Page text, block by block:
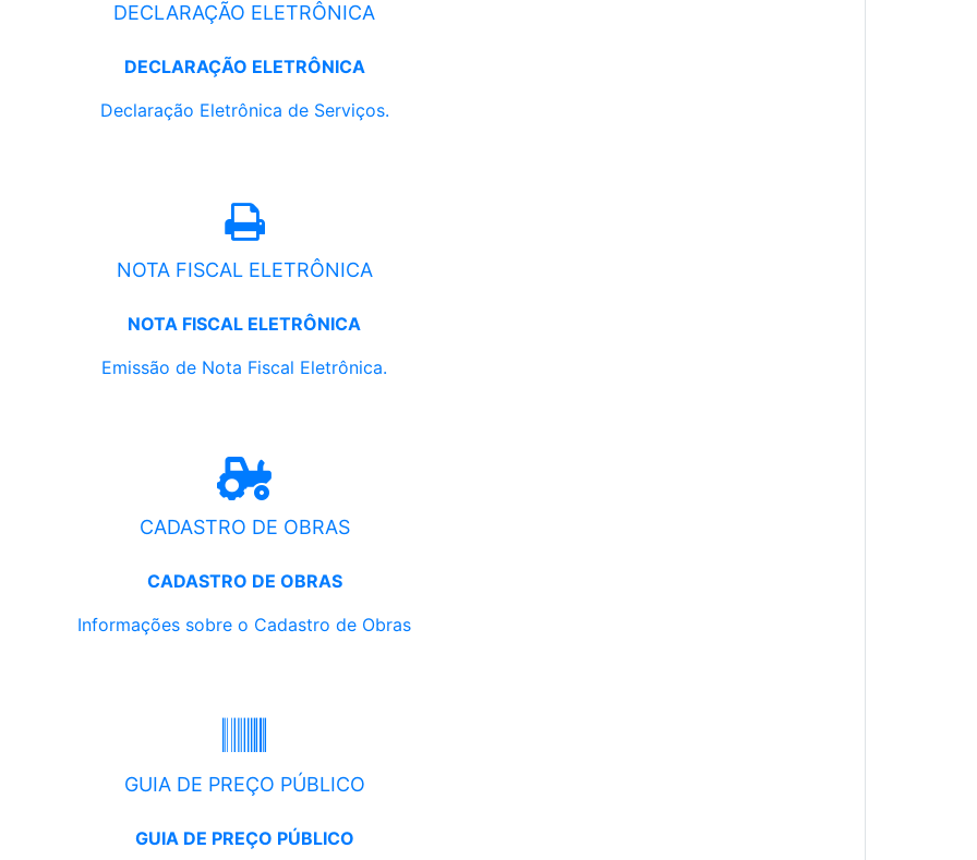
DECLARAÇÃO ELETRÔNICA
DECLARAÇÃO ELETRÔNICA
Declaração Eletrônica de Serviços.
NOTA FISCAL ELETRÔNICA
NOTA FISCAL ELETRÔNICA
Emissão de Nota Fiscal Eletrônica.
CADASTRO DE OBRAS
CADASTRO DE OBRAS
Informações sobre o Cadastro de Obras
GUIA DE PREÇO PÚBLICO
GUIA DE PREÇO PÚBLICO